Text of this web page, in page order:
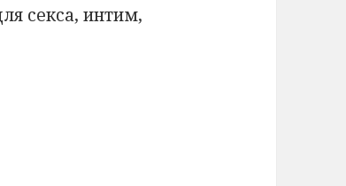
секса, интим,